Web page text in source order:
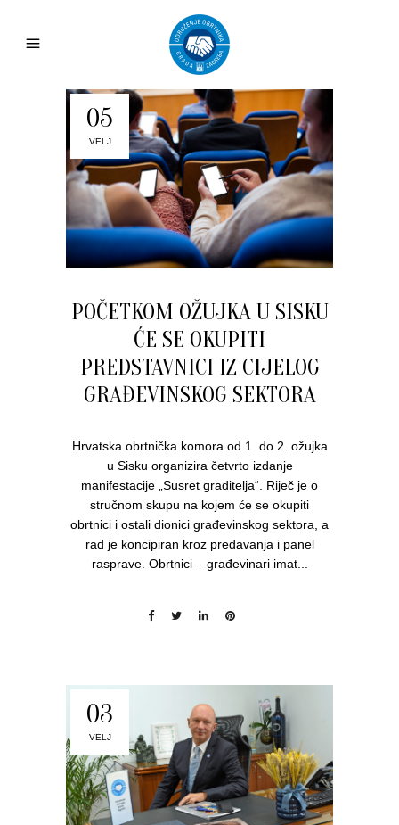
05
VELJ
POČETKOM OŽUJKA U SISKU
ĆE SE OKUPITI
PREDSTAVNICI IZ CIJELOG
GRAĐEVINSKOG SEKTORA
Hrvatska obrtnička komora od 1. do 2. ožujka
u Sisku organizira četvrto izdanje
manifestacije „Susret graditelja“. Riječ je o
stručnom skupu na kojem će se okupiti
obrtnici i ostali dionici građevinskog sektora, a
rad je koncipiran kroz predavanja i panel
rasprave. Obrtnici – građevinari imat...
03
VELJ